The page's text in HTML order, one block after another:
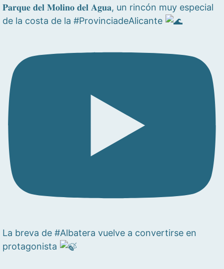
𝐏𝐚𝐫𝐪𝐮𝐞 𝐝𝐞𝐥 𝐌𝐨𝐥𝐢𝐧𝐨 𝐝𝐞𝐥 𝐀𝐠𝐮𝐚, un rincón muy especial
de la costa de la #ProvinciadeAlicante
La breva de #Albatera vuelve a convertirse en
protagonista